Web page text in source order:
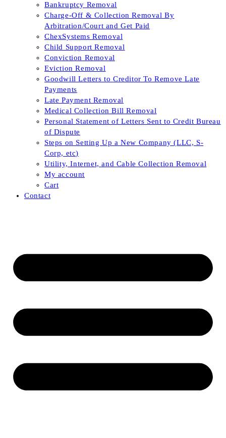
Bankruptcy Removal
Charge-Off & Collection Removal By
Arbitration/Court and Get Paid
ChexSystems Removal
Child Support Removal
Conviction Removal
Eviction Removal
Goodwill Letters to Creditor To Remove Late
Payments
Late Payment Removal
Medical Collection Bill Removal
Personal Statement of Letters Sent to Credit Bureau
of Dispute
Steps on Setting Up a New Company (LLC, S-
Corp, etc)
Utility, Internet, and Cable Collection Removal
My account
Cart
Contact